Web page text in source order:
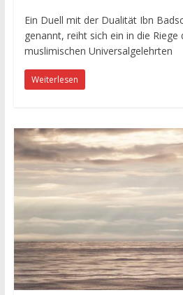
Ein Duell mit der Dualität Ibn
genannt, reiht sich ein in die Riege
muslimischen Universalgelehrten
Weiterlesen